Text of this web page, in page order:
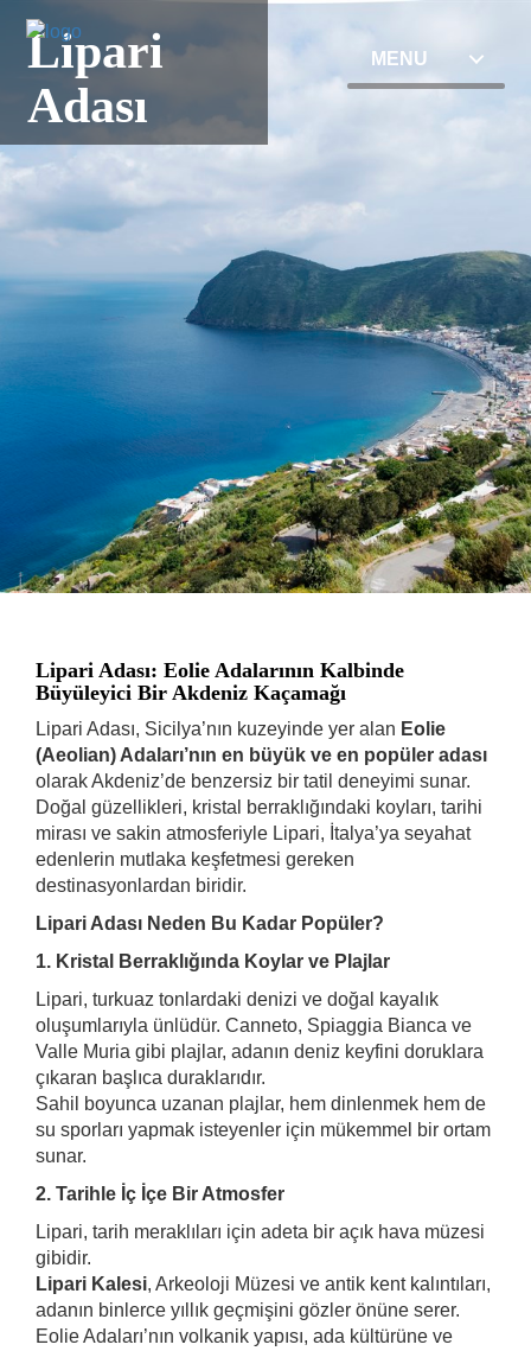
MENU
Lipari
Adası
Lipari Adası: Eolie Adalarının Kalbinde
Büyüleyici Bir Akdeniz Kaçamağı
Lipari Adası, Sicilya’nın kuzeyinde yer alan Eolie
(Aeolian) Adaları’nın en büyük ve en popüler adası
olarak Akdeniz’de benzersiz bir tatil deneyimi sunar.
Doğal güzellikleri, kristal berraklığındaki koyları, tarihi
mirası ve sakin atmosferiyle Lipari, İtalya’ya seyahat
edenlerin mutlaka keşfetmesi gereken
destinasyonlardan biridir.
Lipari Adası Neden Bu Kadar Popüler?
1. Kristal Berraklığında Koylar ve Plajlar
Lipari, turkuaz tonlardaki denizi ve doğal kayalık
oluşumlarıyla ünlüdür. Canneto, Spiaggia Bianca ve
Valle Muria gibi plajlar, adanın deniz keyfini doruklara
çıkaran başlıca duraklarıdır.
Sahil boyunca uzanan plajlar, hem dinlenmek hem de
su sporları yapmak isteyenler için mükemmel bir ortam
sunar.
2. Tarihle İç İçe Bir Atmosfer
Lipari, tarih meraklıları için adeta bir açık hava müzesi
gibidir.
Lipari Kalesi, Arkeoloji Müzesi ve antik kent kalıntıları,
adanın binlerce yıllık geçmişini gözler önüne serer.
Eolie Adaları’nın volkanik yapısı, ada kültürüne ve